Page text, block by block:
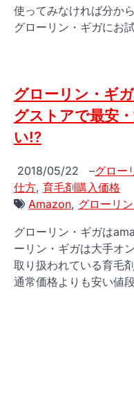
使ってみなければ分か
グローリン・ギガにお
グローリン・ギ
グストアで最安
い!?
2018/05/22 –グロー
仕方, 育毛剤購入価格
Amazon, グローリ
グローリン・ギガは
ーリン・ギガは大手オ
取り扱われている育毛
通常価格よりも安い値